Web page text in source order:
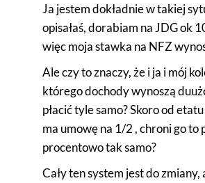
Ja jestem dokładnie w takiej
opisałaś, dorabiam na JDG ok
więc moja stawka na NFZ
Ale czy to znaczy, że i ja i mój
którego dochody wynoszą
płacić tyle samo? Skoro od
ma umowę na 1/2 , chroni go to
procentowo tak samo?
Cały ten system jest do zmiany,